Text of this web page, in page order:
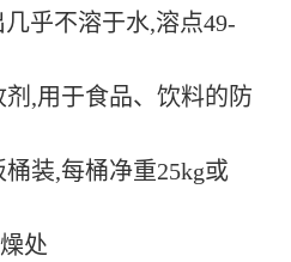
乎不溶于水,溶点49-
,用于食品、饮料的防
装,每桶净重25kg或
处